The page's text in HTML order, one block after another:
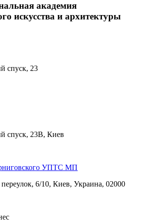
академия
искусства и архитектуры
спуск, 23
спуск, 23В, Киев
УПТС МП
6/10, Киев, Украина, 02000